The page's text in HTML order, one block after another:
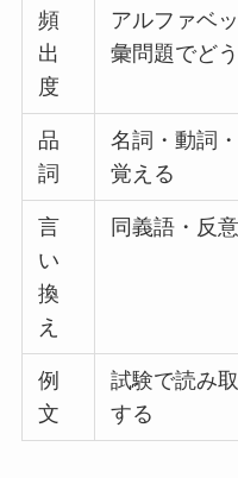
頻
出
度
アルファベ
彙問題でど
品
詞
名詞・動詞
覚える
言
い
換
え
同義語・反
例
文
試験で読み
する